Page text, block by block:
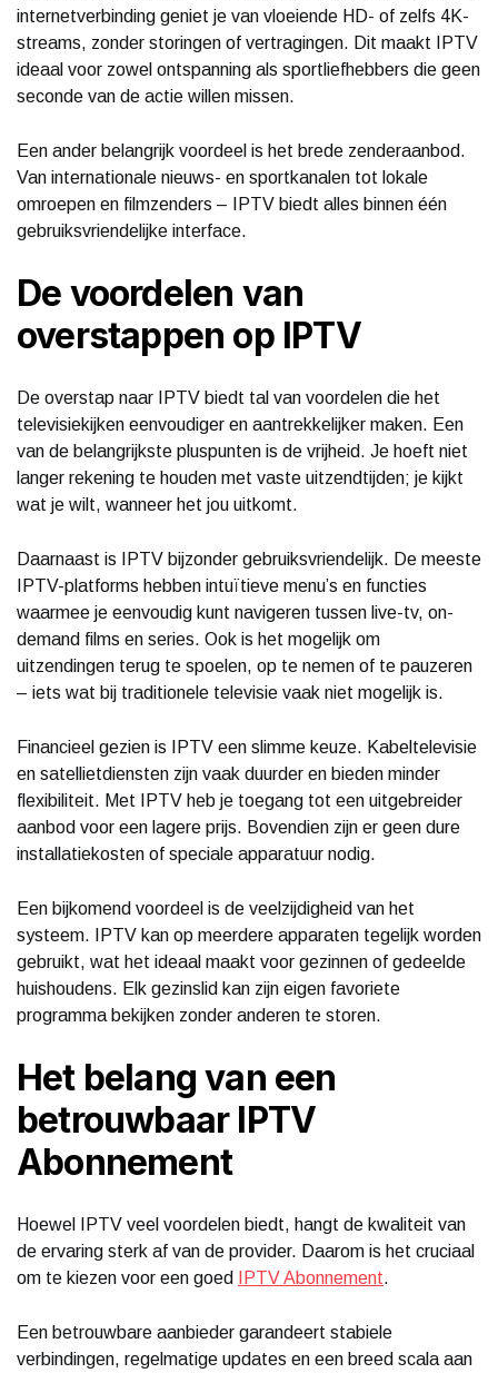
internetverbinding geniet je van vloeiende HD- of zelfs 4K-
streams, zonder storingen of vertragingen. Dit maakt IPTV
ideaal voor zowel ontspanning als sportliefhebbers die geen
seconde van de actie willen missen.
Een ander belangrijk voordeel is het brede zenderaanbod.
Van internationale nieuws- en sportkanalen tot lokale
omroepen en filmzenders – IPTV biedt alles binnen één
gebruiksvriendelijke interface.
De voordelen van
overstappen op IPTV
De overstap naar IPTV biedt tal van voordelen die het
televisiekijken eenvoudiger en aantrekkelijker maken. Een
van de belangrijkste pluspunten is de vrijheid. Je hoeft niet
langer rekening te houden met vaste uitzendtijden; je kijkt
wat je wilt, wanneer het jou uitkomt.
Daarnaast is IPTV bijzonder gebruiksvriendelijk. De meeste
IPTV-platforms hebben intuïtieve menu’s en functies
waarmee je eenvoudig kunt navigeren tussen live-tv, on-
demand films en series. Ook is het mogelijk om
uitzendingen terug te spoelen, op te nemen of te pauzeren
– iets wat bij traditionele televisie vaak niet mogelijk is.
Financieel gezien is IPTV een slimme keuze. Kabeltelevisie
en satellietdiensten zijn vaak duurder en bieden minder
flexibiliteit. Met IPTV heb je toegang tot een uitgebreider
aanbod voor een lagere prijs. Bovendien zijn er geen dure
installatiekosten of speciale apparatuur nodig.
Een bijkomend voordeel is de veelzijdigheid van het
systeem. IPTV kan op meerdere apparaten tegelijk worden
gebruikt, wat het ideaal maakt voor gezinnen of gedeelde
huishoudens. Elk gezinslid kan zijn eigen favoriete
programma bekijken zonder anderen te storen.
Het belang van een
betrouwbaar IPTV
Abonnement
Hoewel IPTV veel voordelen biedt, hangt de kwaliteit van
de ervaring sterk af van de provider. Daarom is het cruciaal
om te kiezen voor een goed
IPTV Abonnement.
Een betrouwbare aanbieder garandeert stabiele
verbindingen, regelmatige updates en een breed scala aan